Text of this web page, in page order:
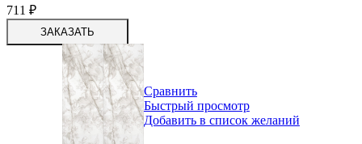
711 ₽
ЗАКАЗАТЬ
Сравнить
Быстрый просмотр
Добавить в список желаний